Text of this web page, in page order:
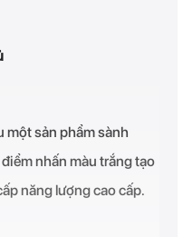
một sản phẩm sành
nhấn màu trắng tạo
năng lượng cao cấp.